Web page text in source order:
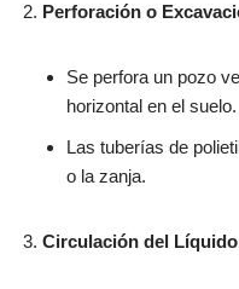
Perforación o
Se perfora un pozo
horizontal en el suelo.
Las tuberías de
o la zanja.
Circulación del